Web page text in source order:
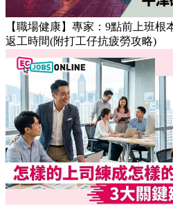
【職場健康】專家：9點前上班
返工時間(附打工仔抗疲勞攻略)